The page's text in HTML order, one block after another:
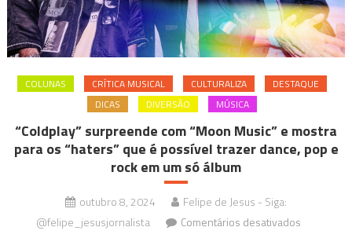
COLUNAS CRÍTICA MUSICAL CULTURALIZA
DESTAQUE
DICAS
DIVERSÃO MÚSICA
“Coldplay” surpreende com “Moon Music” e mostra
para os “haters” que é possível trazer dance, pop e
rock em um só álbum
outubro 8, 2024
Felipe de Jesus - Siga:
@felipe_jesusjornalista
Comentários desativadosem